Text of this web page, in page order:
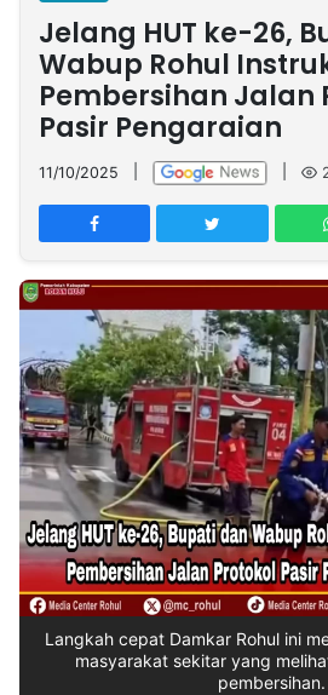
Nasional
International
Olahraga
Entertainment
Daerah
Pariwisata
Kuliner
Kolom
Network
PT
TREETAN
MULTIMEDIA
INDONESIA
Insight
NTB
Suara
Time
Lens
IDN
Daily
Jogja
Jalan
Rakyat
Idealita
News
Kita
Notice
Dinamikapost.com
Radar
Baru
Seedbacklink
Follow
Kabarbaru
Jelang HUT ke-26,
Wabup Rohul
Pembersihan Jalan
Pasir Pengaraian
11/10/2025
Langkah cepat Damkar Rohul ini
masyarakat sekitar yang
pembersihan.